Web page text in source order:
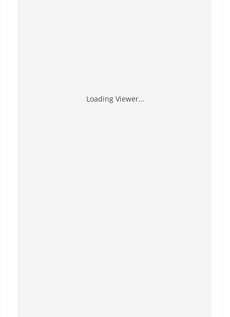
Loading Viewer...